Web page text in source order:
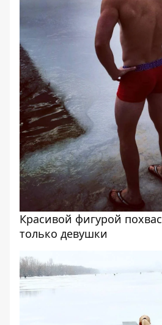
Красивой фигурой
только девушки